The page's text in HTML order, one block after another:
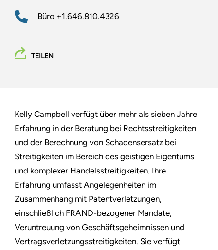
Büro +1.646.810.4326
TEILEN
Kelly Campbell verfügt über mehr als sieben Jahre
Erfahrung in der Beratung bei Rechtsstreitigkeiten
und der Berechnung von Schadensersatz bei
Streitigkeiten im Bereich des geistigen Eigentums
und komplexer Handelsstreitigkeiten. Ihre
Erfahrung umfasst Angelegenheiten im
Zusammenhang mit Patentverletzungen,
einschließlich FRAND-bezogener Mandate,
Veruntreuung von Geschäftsgeheimnissen und
Vertragsverletzungsstreitigkeiten. Sie verfügt